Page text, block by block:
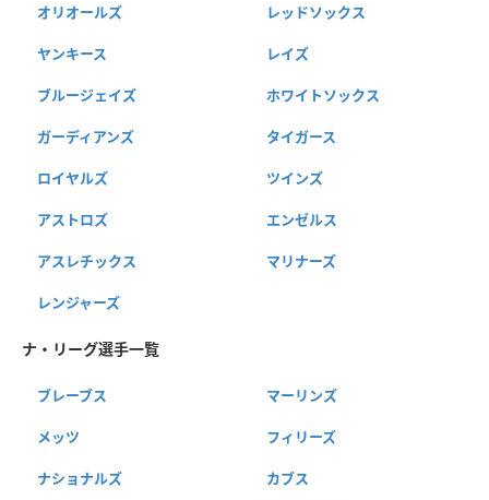
オリオールズ レッドソックス
ヤンキース レイズ
ブルージェイズ ホワイトソックス
ガーディアンズ タイガース
ロイヤルズ ツインズ
アストロズ エンゼルス
アスレチックス マリナーズ
レンジャーズ
ナ・リーグ選手一覧
ブレーブス マーリンズ
メッツ フィリーズ
ナショナルズ カブス